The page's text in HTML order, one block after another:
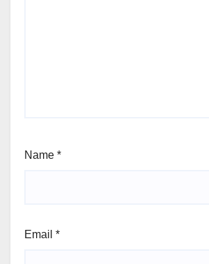
Name *
Email *